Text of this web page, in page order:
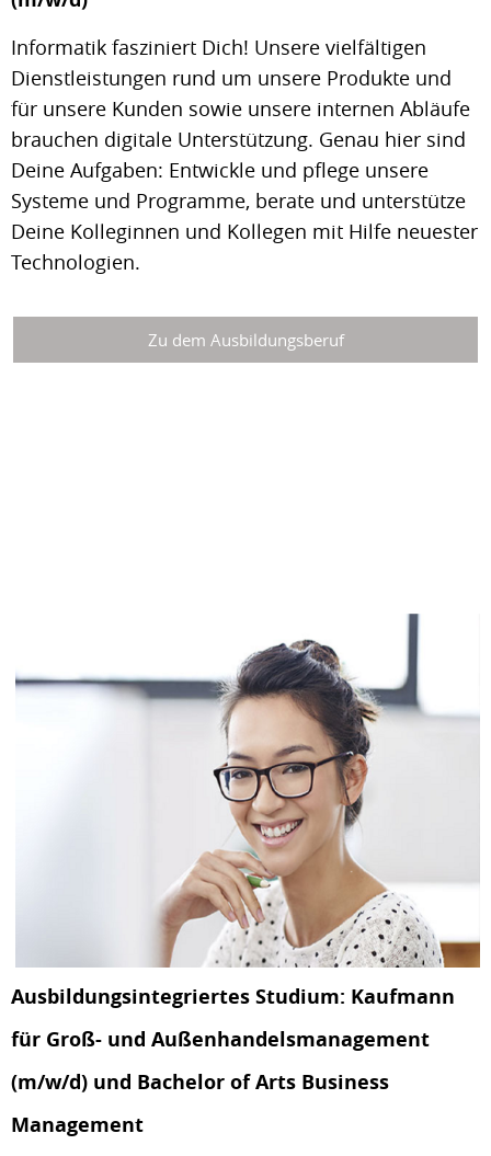
Informatik fasziniert Dich! Unsere vielfältigen
Dienstleistungen rund um unsere Produkte und
für unsere Kunden sowie unsere internen Abläufe
brauchen digitale Unterstützung. Genau hier sind
Deine Aufgaben: Entwickle und pflege unsere
Systeme und Programme, berate und unterstütze
Deine Kolleginnen und Kollegen mit Hilfe neuester
Technologien.
Zu dem Ausbildungsberuf
Ausbildungsintegriertes Studium: Kaufmann
für Groß- und Außenhandelsmanagement
(m/w/d) und Bachelor of Arts Business
Management